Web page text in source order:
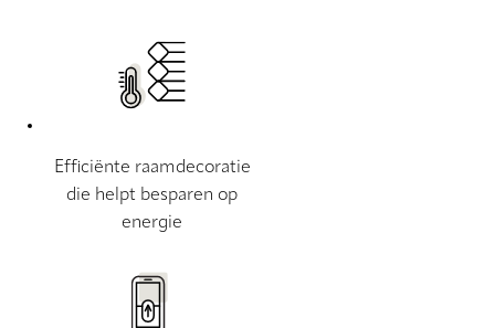
Efficiënte raamdecoratie
die helpt besparen op
energie